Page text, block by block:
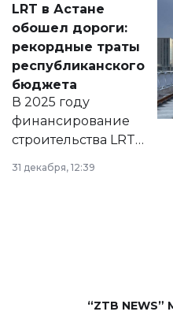
документ
появился в базе
нормативных
правовых актов и
на сайте маслихат
города.
LRT в Астане
обошел дороги:
рекордные траты
республиканского
бюджета
В 2025 году
финансирование
строительства LRT
республиканского
31 декабря, 12:39
“ZTB NEWS”